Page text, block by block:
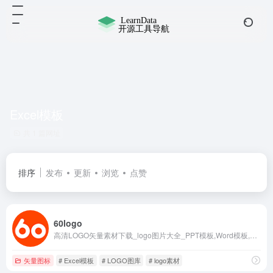
排序 发布 更新 浏览 点赞
60logo
矢量图标 # Excel模板 # LOGO图库 # logo素材